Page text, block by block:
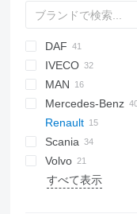
DAF
CF
LF
XF
F-MAX
IVECO
EuroCargo
EuroStar
Eurotech
Eurotrakker
Stralis
Trakker
MAN
F90
L2000
TGA
TGL
TGM
Mercedes-Benz
A-Class
Actros
Antos
Arocs
Canter
Atleon
Cabstar
Renault
Kerax
Magnum
Midlum
Kaiser
Scania
R-series
Volvo
FH
すべて表示